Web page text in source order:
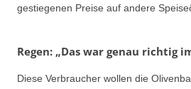
gestiegenen Preise auf andere
Regen: „Das war genau richtig
Diese Verbraucher wollen die